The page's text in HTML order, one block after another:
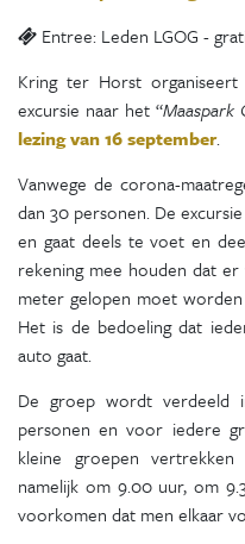
Entree: Leden LGOG -
Kring ter Horst
excursie naar het “Maaspark
lezing van 16 september.
Vanwege de corona-
dan 30 personen. De
en gaat deels te voet en
rekening mee houden dat
meter gelopen moet
Het is de bedoeling dat
auto gaat.
De groep wordt verdeeld
personen en voor iedere
kleine groepen
namelijk om 9.00 uur, om
voorkomen dat men elkaar